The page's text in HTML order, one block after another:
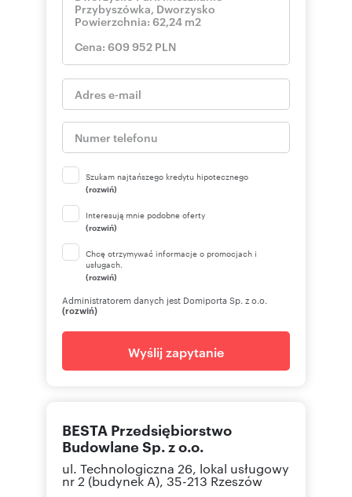
Szukam najtańszego kredytu hipotecznego
(rozwiń)
Interesują mnie podobne oferty
(rozwiń)
Chcę otrzymywać informacje o promocjach i
usługach.
(rozwiń)
Administratorem danych jest Domiporta Sp. z o.o.
(rozwiń)
Wyślij zapytanie
BESTA Przedsiębiorstwo
Budowlane Sp. z o.o.
ul. Technologiczna 26, lokal usługowy
nr 2 (budynek A), 35-213 Rzeszów